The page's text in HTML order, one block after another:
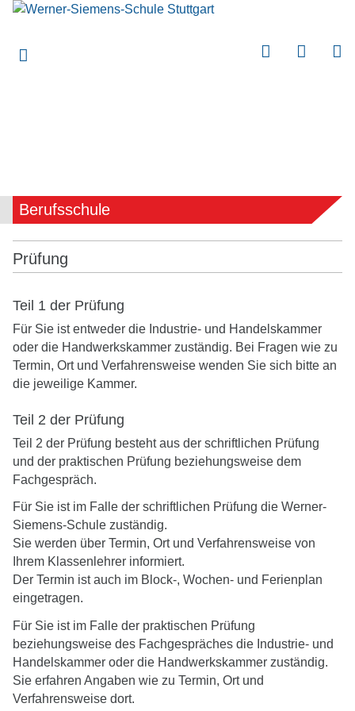
Berufsschule
Prüfung
Teil 1 der Prüfung
Für Sie ist entweder die Industrie- und Handelskammer
oder die Handwerkskammer zuständig. Bei Fragen wie zu
Termin, Ort und Verfahrensweise wenden Sie sich bitte an
die jeweilige Kammer.
Teil 2 der Prüfung
Teil 2 der Prüfung besteht aus der schriftlichen Prüfung
und der praktischen Prüfung beziehungsweise dem
Fachgespräch.
Für Sie ist im Falle der schriftlichen Prüfung die Werner-
Siemens-Schule zuständig.
Sie werden über Termin, Ort und Verfahrensweise von
Ihrem Klassenlehrer informiert.
Der Termin ist auch im Block-, Wochen- und Ferienplan
eingetragen.
Für Sie ist im Falle der praktischen Prüfung
beziehungsweise des Fachgespräches die Industrie- und
Handelskammer oder die Handwerkskammer zuständig.
Sie erfahren Angaben wie zu Termin, Ort und
Verfahrensweise dort.